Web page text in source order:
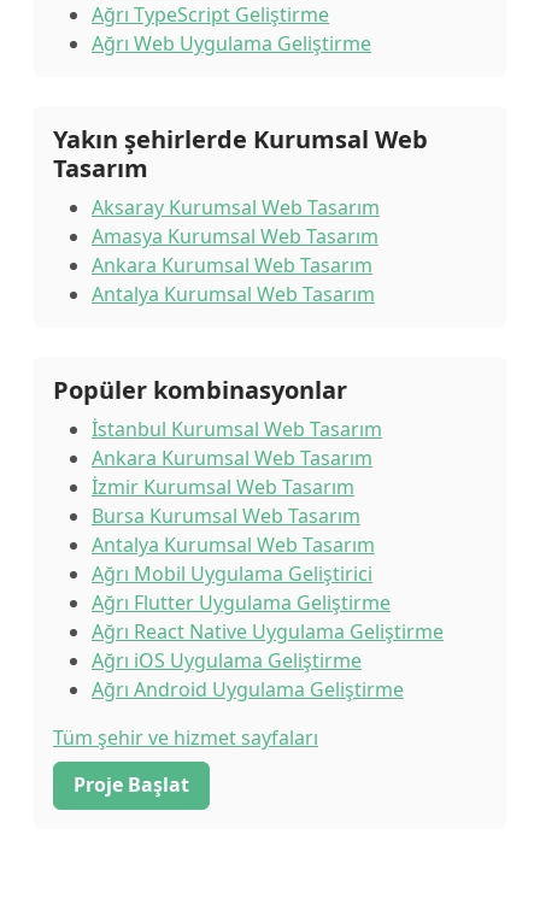
Ağrı TypeScript Geliştirme
Ağrı Web Uygulama Geliştirme
Yakın şehirlerde Kurumsal Web
Tasarım
Aksaray Kurumsal Web Tasarım
Amasya Kurumsal Web Tasarım
Ankara Kurumsal Web Tasarım
Antalya Kurumsal Web Tasarım
Popüler kombinasyonlar
İstanbul Kurumsal Web Tasarım
Ankara Kurumsal Web Tasarım
İzmir Kurumsal Web Tasarım
Bursa Kurumsal Web Tasarım
Antalya Kurumsal Web Tasarım
Ağrı Mobil Uygulama Geliştirici
Ağrı Flutter Uygulama Geliştirme
Ağrı React Native Uygulama Geliştirme
Ağrı iOS Uygulama Geliştirme
Ağrı Android Uygulama Geliştirme
Tüm şehir ve hizmet sayfaları
Proje Başlat